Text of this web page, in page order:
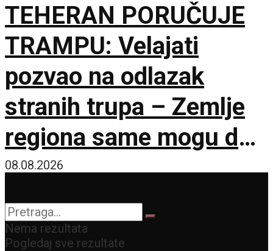
TEHERAN PORUČUJE
TRAMPU: Velajati
pozvao na odlazak
stranih trupa – Zemlje
regiona same mogu da
osiguraju bezbednost
08.08.2026
Nema rezultata
Pogledaj sve rezultate